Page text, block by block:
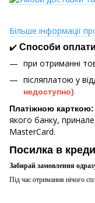
Більше інформації
✔️ Способи оплати
при отриманні
післяплатою у
недоступно)
Платіжною карткою:
якого банку,
MasterCard.
Посилка в
Забирай замовлення
Під час отримання нічого